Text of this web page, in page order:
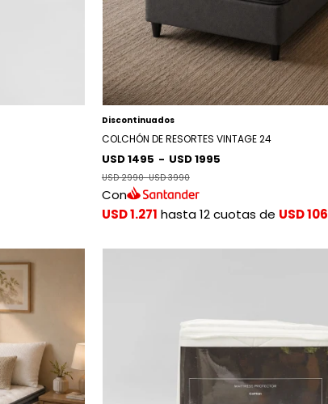
Discontinuados
COLCHÓN DE RESORTES VINTAGE 24
USD 1495 - USD 1995
USD 2990-USD 3990
Con
USD 1.271 hasta 12 cuotas de USD 106